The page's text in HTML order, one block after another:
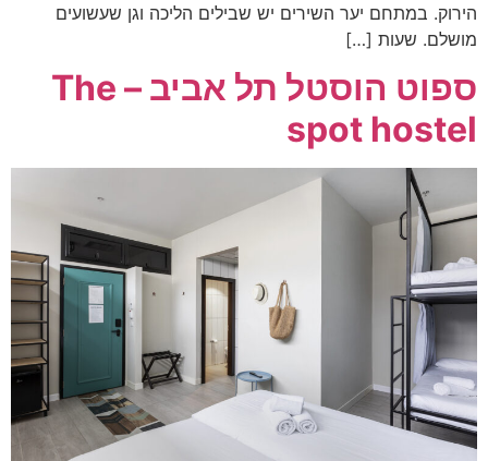
הירוק. במתחם יער השירים יש שבילים הליכה וגן שעשועים
מושלם. שעות […]
ספוט הוסטל תל אביב – The
spot hostel